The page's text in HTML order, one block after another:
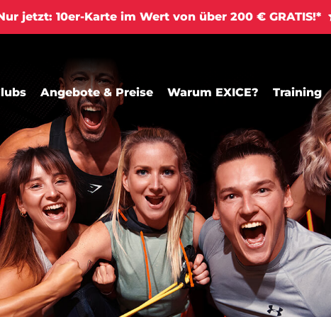
jetzt: 10er-Karte im Wert von über 200 € GRATIS!*
Angebote & Preise Warum EXICE? Training